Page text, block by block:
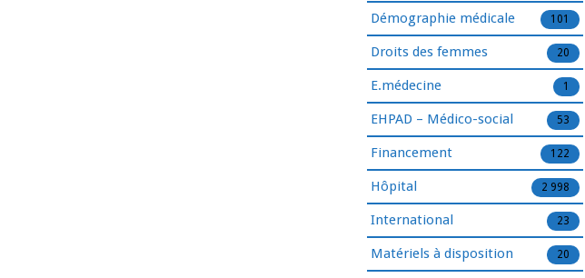
Démographie médicale 101
Droits des femmes 20
E.médecine 1
EHPAD – Médico-social 53
Financement 122
Hôpital 2 998
International 23
Matériels à disposition 20